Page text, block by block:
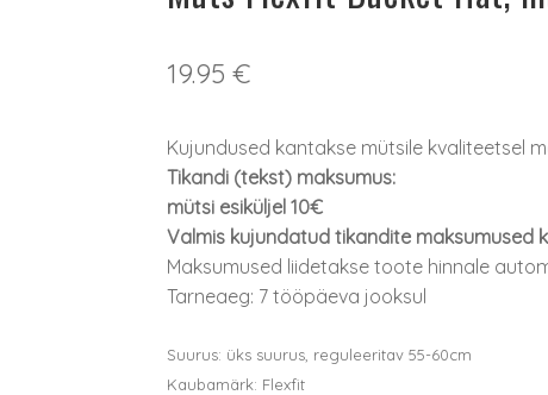
19.95€
Kujundused kantakse mütsile kvaliteetsel
Tikandi (tekst) maksumus:
mütsi esiküljel 10€
Valmis kujundatud tikandite maksumused
Maksumused liidetakse toote hinnale
Tarneaeg: 7 tööpäeva jooksul
Suurus: üks suurus, reguleeritav 55-60cm
Kaubamärk: Flexfit